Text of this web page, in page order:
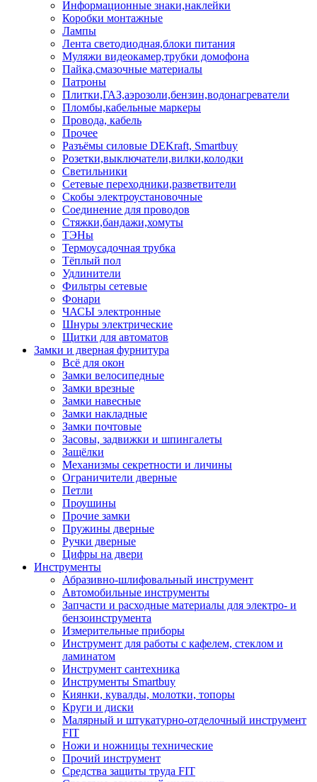
Информационные знаки,наклейки
Коробки монтажные
Лампы
Лента светодиодная,блоки питания
Муляжи видеокамер,трубки домофона
Пайка,смазочные материалы
Патроны
Плитки,ГАЗ,аэрозоли,бензин,водонагреватели
Пломбы,кабельные маркеры
Провода, кабель
Прочее
Разъёмы силовые DEKraft, Smartbuy
Розетки,выключатели,вилки,колодки
Светильники
Сетевые переходники,разветвители
Скобы электроустановочные
Соединение для проводов
Стяжки,бандажи,хомуты
ТЭНы
Термоусадочная трубка
Тёплый пол
Удлинители
Фильтры сетевые
Фонари
ЧАСЫ электронные
Шнуры электрические
Щитки для автоматов
Замки и дверная фурнитура
Всё для окон
Замки велосипедные
Замки врезные
Замки навесные
Замки накладные
Замки почтовые
Засовы, задвижки и шпингалеты
Защёлки
Механизмы секретности и личины
Ограничители дверные
Петли
Проушины
Прочие замки
Пружины дверные
Ручки дверные
Цифры на двери
Инструменты
Абразивно-шлифовальный инструмент
Автомобильные инструменты
Запчасти и расходные материалы для электро- и
бензоинструмента
Измерительные приборы
Инструмент для работы с кафелем, стеклом и
ламинатом
Инструмент сантехника
Инструменты Smartbuy
Киянки, кувалды, молотки, топоры
Круги и диски
Малярный и штукатурно-отделочный инструмент
FIT
Ножи и ножницы технические
Прочий инструмент
Средства защиты труда FIT